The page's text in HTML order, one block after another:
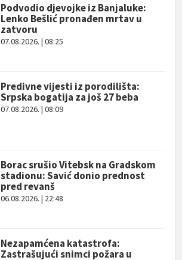
Podvodio djevojke iz Banjaluke:
Lenko Bešlić pronađen mrtav u
zatvoru
07.08.2026. | 08:25
Predivne vijesti iz porodilišta:
Srpska bogatija za još 27 beba
07.08.2026. | 08:09
Borac srušio Vitebsk na Gradskom
stadionu: Savić donio prednost
pred revanš
06.08.2026. | 22:48
Nezapamćena katastrofa:
Zastrašujući snimci požara u